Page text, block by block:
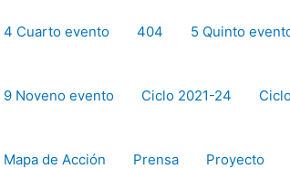
4 Cuarto evento 404 5 Quinto
9 Noveno evento Ciclo 2021-24
Mapa de Acción Prensa Proyecto